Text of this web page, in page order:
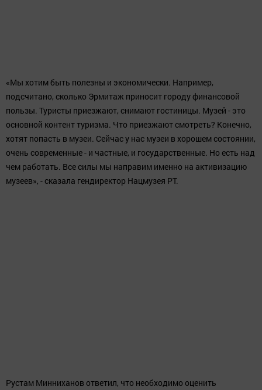
«Мы хотим быть полезны и экономически. Например,
подсчитано, сколько Эрмитаж приносит городу финансовой
пользы. Туристы приезжают, снимают гостиницы. Музей - это
основной контент туризма. Что приезжают смотреть? Конечно,
хотят попасть в музеи. Сейчас у нас музеи в хорошем состоянии,
очень современные - и частные, и государственные. Но есть над
чем работать. Все силы мы направим именно на активизацию
музеев», - сказала гендиректор Нацмузея РТ.
Рустам Минниханов ответил, что необходимо оценить